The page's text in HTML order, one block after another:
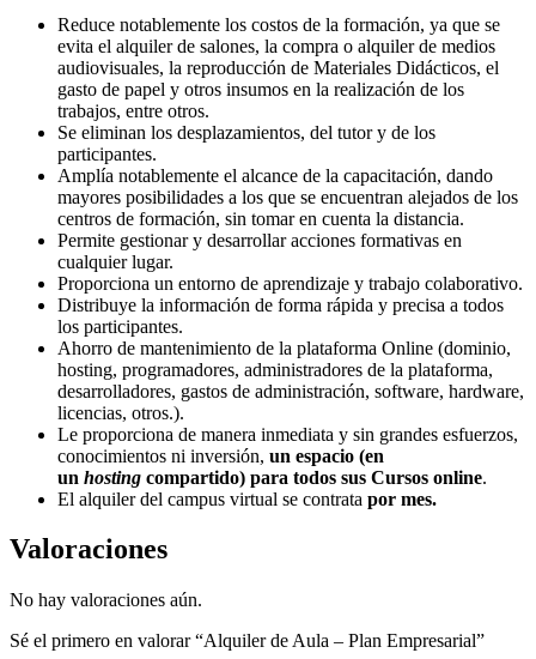
Reduce notablemente los costos de la formación, ya que se
evita el alquiler de salones, la compra o alquiler de medios
audiovisuales, la reproducción de Materiales Didácticos, el
gasto de papel y otros insumos en la realización de los
trabajos, entre otros.
Se eliminan los desplazamientos, del tutor y de los
participantes.
Amplía notablemente el alcance de la capacitación, dando
mayores posibilidades a los que se encuentran alejados de los
centros de formación, sin tomar en cuenta la distancia.
Permite gestionar y desarrollar acciones formativas en
cualquier lugar.
Proporciona un entorno de aprendizaje y trabajo colaborativo.
Distribuye la información de forma rápida y precisa a todos
los participantes.
Ahorro de mantenimiento de la plataforma Online (dominio,
hosting, programadores, administradores de la plataforma,
desarrolladores, gastos de administración, software, hardware,
licencias, otros.).
Le proporciona de manera inmediata y sin grandes esfuerzos,
conocimientos ni inversión, un espacio (en
un hosting compartido) para todos sus Cursos online.
El alquiler del campus virtual se contrata por mes.
Valoraciones
No hay valoraciones aún.
Sé el primero en valorar “Alquiler de Aula – Plan Empresarial”